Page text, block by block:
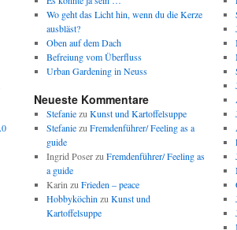
Wo geht das Licht hin, wenn du die Kerze
ausbläst?
Oben auf dem Dach
Befreiung vom Überfluss
Urban Gardening in Neuss
Neueste Kommentare
Stefaniezu Kunst und Kartoffelsuppe
Stefaniezu Fremdenführer/ Feeling as a
guide
Ingrid Poserzu Fremdenführer/ Feeling as
a guide
Karin zu Frieden – peace
Hobbyköchin zu Kunst und
Kartoffelsuppe